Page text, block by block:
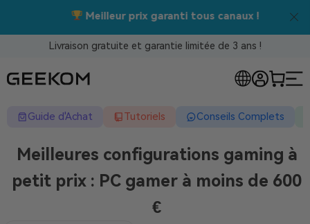
Meilleur prix garanti tous canaux !
Livraison gratuite et garantie limitée de 3 ans !
Guide d'Achat Tutoriels Conseils Complets
Meilleures configurations gaming à
petit prix : PC gamer à moins de 600
€